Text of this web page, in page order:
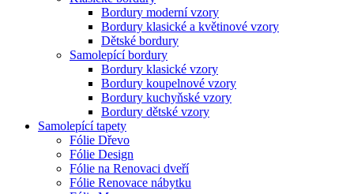
Bordury moderní vzory
Bordury klasické a květinové vzory
Dětské bordury
Samolepící bordury
Bordury klasické vzory
Bordury koupelnové vzory
Bordury kuchyňské vzory
Bordury dětské vzory
Samolepící tapety
Fólie Dřevo
Fólie Design
Fólie na Renovaci dveří
Fólie Renovace nábytku